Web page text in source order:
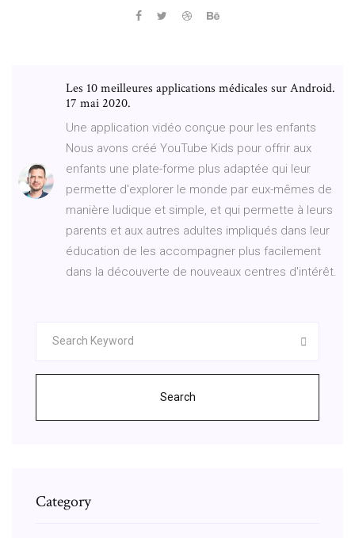
Les 10 meilleures applications médicales sur Android.
17 mai 2020.
Une application vidéo conçue pour les enfants
Nous avons créé YouTube Kids pour offrir aux
enfants une plate-forme plus adaptée qui leur
permette d'explorer le monde par eux-mêmes de
manière ludique et simple, et qui permette à leurs
parents et aux autres adultes impliqués dans leur
éducation de les accompagner plus facilement
dans la découverte de nouveaux centres d'intérêt.
Search
Category